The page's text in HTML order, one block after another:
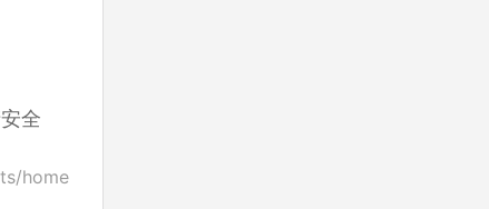
全
home